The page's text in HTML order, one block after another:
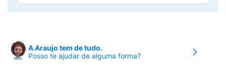
Proporciona uma maior formação de espuma
Uma escova de dente Colgate que promove
um limpeza profunda dos seus dentes.
A Araujo tem de tudo.
Posso te ajudar de alguma forma?